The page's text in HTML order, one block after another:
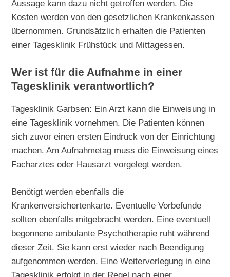
Aussage kann dazu nicht getroffen werden. Die
Kosten werden von den gesetzlichen Krankenkassen
übernommen. Grundsätzlich erhalten die Patienten
einer Tagesklinik Frühstück und Mittagessen.
Wer ist für die Aufnahme in einer
Tagesklinik verantwortlich?
Tagesklinik Garbsen: Ein Arzt kann die Einweisung in
eine Tagesklinik vornehmen. Die Patienten können
sich zuvor einen ersten Eindruck von der Einrichtung
machen. Am Aufnahmetag muss die Einweisung eines
Facharztes oder Hausarzt vorgelegt werden.
Benötigt werden ebenfalls die
Krankenversichertenkarte. Eventuelle Vorbefunde
sollten ebenfalls mitgebracht werden. Eine eventuell
begonnene ambulante Psychotherapie ruht während
dieser Zeit. Sie kann erst wieder nach Beendigung
aufgenommen werden. Eine Weiterverlegung in eine